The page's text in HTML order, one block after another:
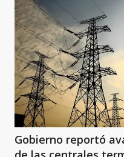
Gobierno reportó